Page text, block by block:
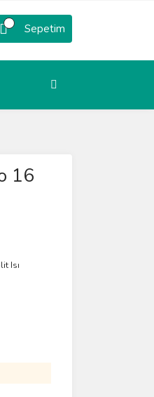
Sepetim
16
Isı